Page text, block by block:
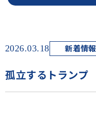
2026.03.18 新着情報
孤立するトランプ